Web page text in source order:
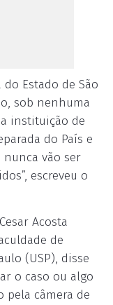
Estado de São
sob nenhuma
instituição de
do País e
nunca vão ser
escreveu o
Acosta
de
(USP), disse
o caso ou algo
pela câmera de